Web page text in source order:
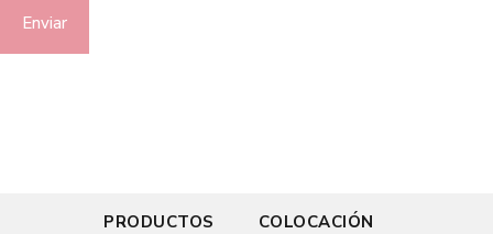
Enviar
PRODUCTOS COLOCACIÓN